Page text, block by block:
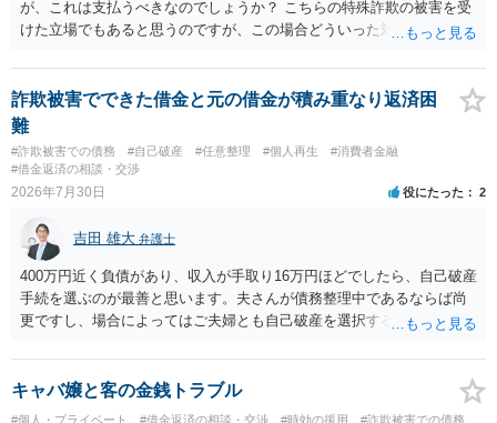
が、これは支払うべきなのでしょうか？ こちらの特殊詐欺の被害を受
けた立場でもあると思うのですが、この場合どういった対処が必要で
がいいとは思います。 そもそも、特殊詐欺関係なく旦那さんの行為
は法に触れる可能性もあります。 ＞100万を支払わず穏便に和解する
ことは可能でしょうか？ →一般的には難しいです。相談者さんも１０
０万円の被害を受けたとして、１円も払わないで和解したいと言われ
たら、 できるだけ重い刑罰を与えて欲しい、と思われるのではない
でしょうか。 ＞弁護士さんに入ってもらうことで支払額が下がること
分賠償に回すことも考えられるので、 兼ね合いは考えてみましょう。
詐欺被害でできた借金と元の借金が積み重なり返済困
難
#詐欺被害での債務 #自己破産 #任意整理 #個人再生
#消費者金融
#借金返済の相談・交渉
2026年7月30日 役にたった 2
吉田 雄大 弁護士
400万円近く負債があり、収入が手取り16万円ほどでしたら、自己破産
手続を選ぶのが最善と思います。夫さんが債務整理中であるならば尚
更ですし、場合によってはご夫婦とも自己破産を選択する方法もある
キャバ嬢と客の金銭トラブル
#個人・プライベート #借金返済の相談・交渉 #時効の援用 #詐欺被害での債務